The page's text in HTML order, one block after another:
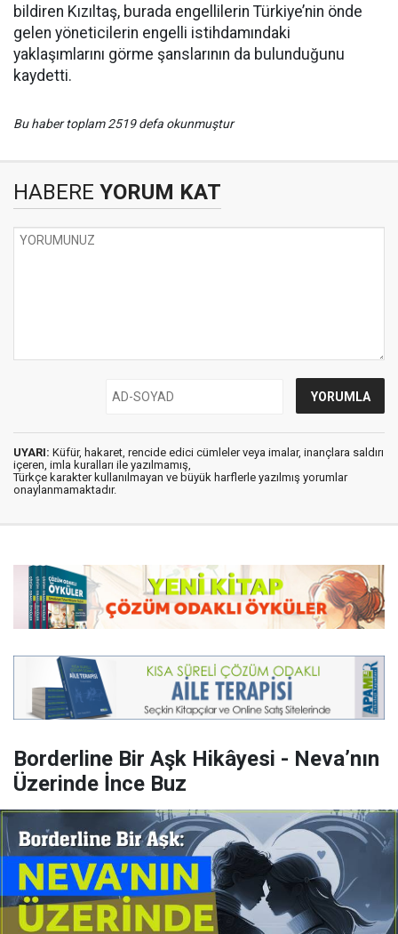
bildiren Kızıltaş, burada engellilerin Türkiye’nin önde
gelen yöneticilerin engelli istihdamındaki
yaklaşımlarını görme şanslarının da bulunduğunu
kaydetti.
Bu haber toplam 2519 defa okunmuştur
HABERE YORUM KAT
UYARI: Küfür, hakaret, rencide edici cümleler veya imalar, inançlara saldırı
içeren, imla kuralları ile yazılmamış,
Türkçe karakter kullanılmayan ve büyük harflerle yazılmış yorumlar
onaylanmamaktadır.
Borderline Bir Aşk Hikâyesi - Neva’nın
Üzerinde İnce Buz